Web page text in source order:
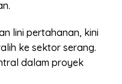
lini pertahanan, kini
ke sektor serang.
dalam proyek